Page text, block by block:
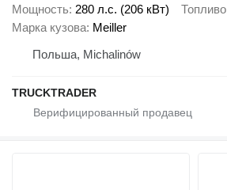
Мощность 280 л.с. (206 кВт) Топливо
Марка кузова Meiller
Польша, Michalinów
TRUCKTRADER